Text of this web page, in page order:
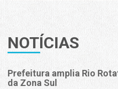
NOTÍCIAS
Prefeitura amplia Rio
da Zona Sul